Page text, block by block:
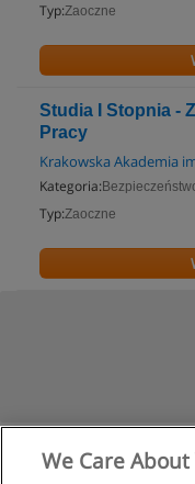
Typ:Zaoczne
Studia I Stopnia -
Pracy
Krakowska Akademia
Kategoria:
Typ:Zaoczne
We Care